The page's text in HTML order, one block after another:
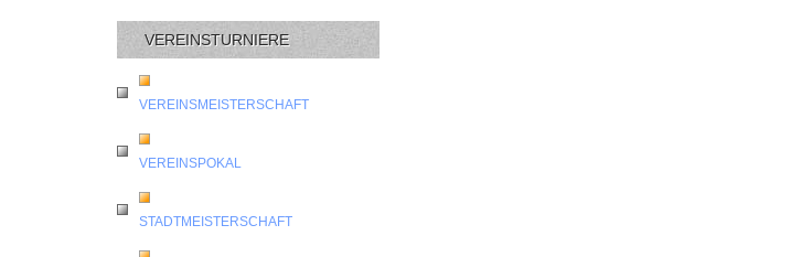
VEREINSTURNIERE
VEREINSMEISTERSCHAFT
VEREINSPOKAL
STADTMEISTERSCHAFT